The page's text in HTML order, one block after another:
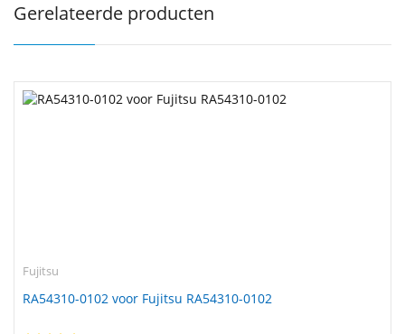
Gerelateerde producten
Fujitsu
RA54310-0102 voor Fujitsu RA54310-0102